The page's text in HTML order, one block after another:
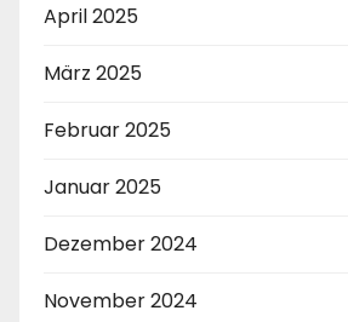
April 2025
März 2025
Februar 2025
Januar 2025
Dezember 2024
November 2024